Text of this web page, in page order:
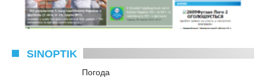
SINOPTIK
Погода